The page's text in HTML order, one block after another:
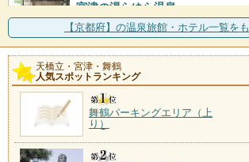
宮津の湯らゆら温泉
施設数：3軒
近年、宮津市内に湧出した温泉の
らすぐ近くの地区にあり
成相観音温泉
施設数：2軒
【京都府】の温泉旅館・ホテル一覧を
天橋立・宮津・舞鶴
人気スポットランキング
舞鶴パーキングエリア（上
り）